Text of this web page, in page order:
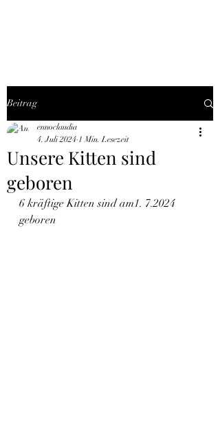
Beitrag
Unsere Kitten sind
geboren
ennoclaudia
4. Juli 2024 1 Min. Lesezeit
6 kräftige Kitten sind am1. 7.2024
geboren